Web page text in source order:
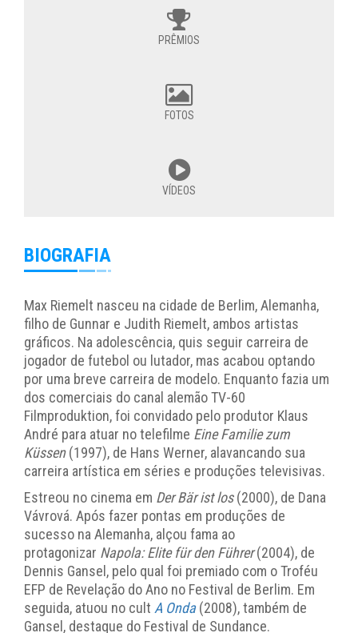
PRÊMIOS
FOTOS
VÍDEOS
BIOGRAFIA
Max Riemelt nasceu na cidade de Berlim, Alemanha,
filho de Gunnar e Judith Riemelt, ambos artistas
gráficos. Na adolescência, quis seguir carreira de
jogador de futebol ou lutador, mas acabou optando
por uma breve carreira de modelo. Enquanto fazia um
dos comerciais do canal alemão TV-60
Filmproduktion, foi convidado pelo produtor Klaus
André para atuar no telefilme Eine Familie zum
Küssen(1997), de Hans Werner, alavancando sua
carreira artística em séries e produções televisivas.
Estreou no cinema em Der Bär ist los(2000), de Dana
Vávrová. Após fazer pontas em produções de
sucesso na Alemanha, alçou fama ao
protagonizar Napola: Elite für den Führer(2004), de
Dennis Gansel, pelo qual foi premiado com o Troféu
EFP de Revelação do Ano no Festival de Berlim. Em
seguida, atuou no cult A Onda(2008), também de
Gansel, destaque do Festival de Sundance.